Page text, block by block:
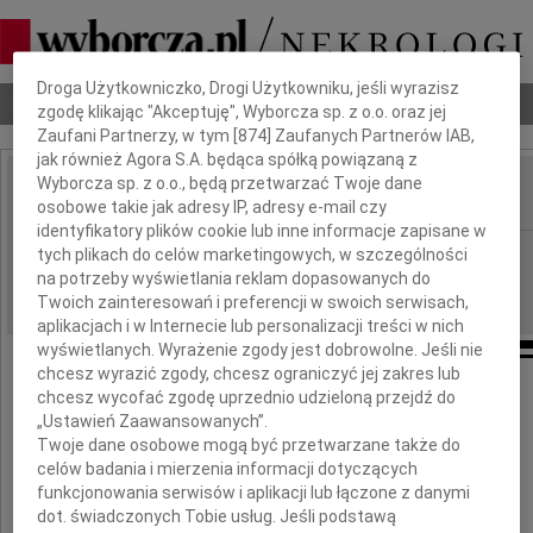
Nekrologi Odeszli Poradnik pogrzebowy
IMIĘ I NAZWISKO:
REGION: Poznań
DATA EMISJI: 12.11.2012
Naszemu Drogiemu Koledze
dr. Maciejowi Gordonowi
Dbamy o Twoją prywatność
Droga Użytkowniczko, Drogi Użytkowniku, jeśli wyrazisz
zgodę klikając "Akceptuję", Wyborcza sp. z o.o. oraz jej
Zaufani Partnerzy, w tym [874 ] Zaufanych Partnerów IAB,
jak również Agora S.A. będąca spółką powiązaną z
Wyborcza sp. z o.o., będą przetwarzać Twoje dane
osobowe takie jak adresy IP, adresy e-mail czy
identyfikatory plików cookie lub inne informacje zapisane w
tych plikach do celów marketingowych, w szczególności
na potrzeby wyświetlania reklam dopasowanych do
Twoich zainteresowań i preferencji w swoich serwisach,
aplikacjach i w Internecie lub personalizacji treści w nich
wyświetlanych. Wyrażenie zgody jest dobrowolne. Jeśli nie
chcesz wyrazić zgody, chcesz ograniczyć jej zakres lub
chcesz wycofać zgodę uprzednio udzieloną przejdź do
„Ustawień Zaawansowanych”.
Twoje dane osobowe mogą być przetwarzane także do
celów badania i mierzenia informacji dotyczących
funkcjonowania serwisów i aplikacji lub łączone z danymi
dot. świadczonych Tobie usług. Jeśli podstawą